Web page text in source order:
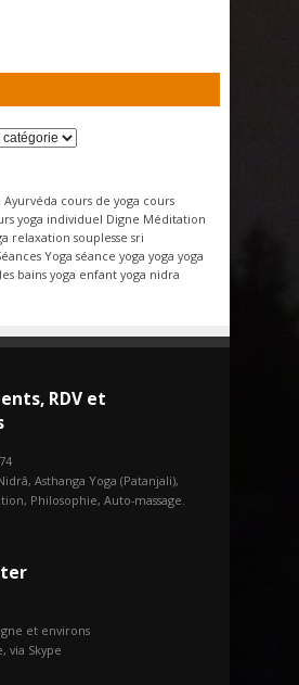
Ayurvéda cours de yoga cours
yoga individuel Digne Méditation
relaxation souplesse sri
Yoga séance yoga yoga yoga
bains yoga enfant yoga nidra
RDV et
Asthanga Yoga (Patanjali),
Philosophie, Auto-massage.
et environs
via Skype